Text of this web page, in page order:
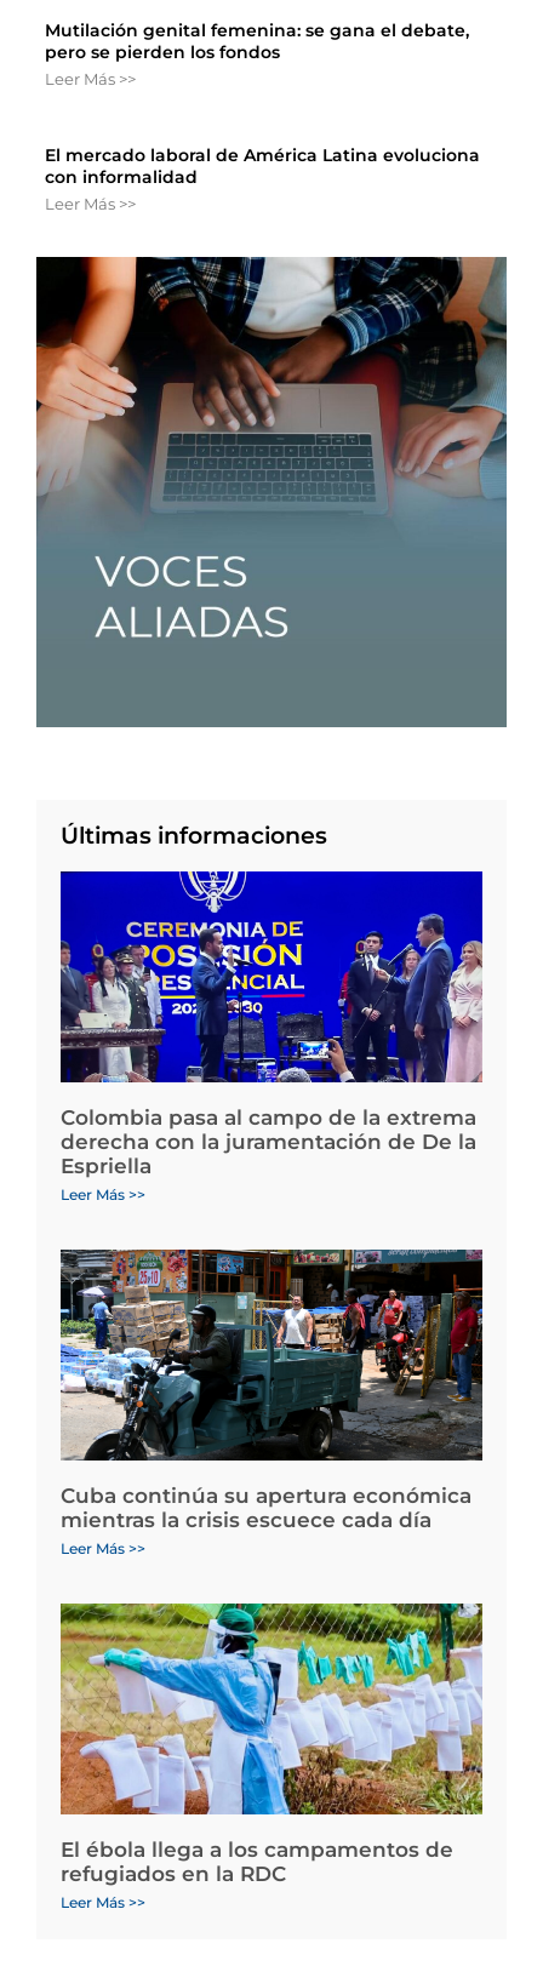
Mutilación genital femenina: se gana el debate,
pero se pierden los fondos
Leer Más >>
El mercado laboral de América Latina evoluciona
con informalidad
Leer Más >>
Últimas informaciones
Colombia pasa al campo de la extrema
derecha con la juramentación de De la
Espriella
Leer Más >>
Cuba continúa su apertura económica
mientras la crisis escuece cada día
Leer Más >>
El ébola llega a los campamentos de
refugiados en la RDC
Leer Más >>